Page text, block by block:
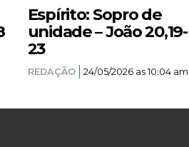
Espírito: Sopro de
unidade – João 20,19-
23
REDAÇÃO 24/05/2026 as 10:04 am